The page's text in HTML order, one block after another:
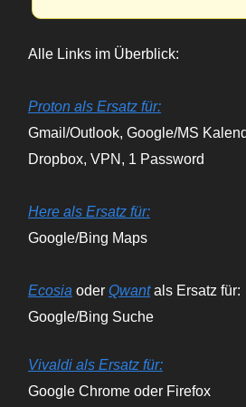
Alle Links im Überblick:
Proton als Ersatz für:
Gmail/Outlook, Google/MS
Dropbox, VPN, 1 Password
Here als Ersatz für:
Google/Bing Maps
Ecosia oder Qwantals Ersatz für:
Google/Bing Suche
Vivaldi als Ersatz für:
Google Chrome oder Firefox